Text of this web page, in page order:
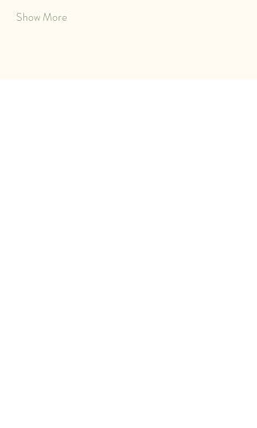
Show More